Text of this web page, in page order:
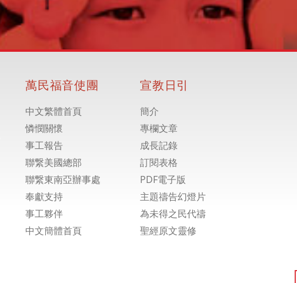
萬民福音使團
中文繁體首頁
憐憫關懷
事工報告
聯繋美國總部
聯繋東南亞辦事處
奉獻支持
事工夥伴
中文簡體首頁
宣教日引
簡介
專欄文章
成長記錄
訂閱表格
PDF電子版
主題禱告幻燈片
為未得之民代禱
聖經原文靈修